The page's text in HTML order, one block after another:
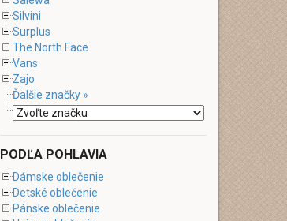
Silvini
Surplus
The North Face
Vans
Zajo
Ďalšie značky »
PODĽA POHLAVIA
Dámske oblečenie
Detské oblečenie
Pánske oblečenie